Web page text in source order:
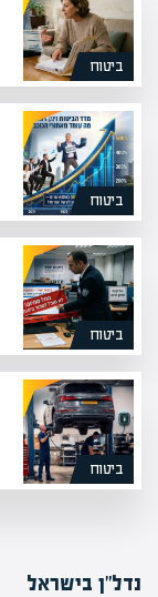
ביטוח
ביטוח
ביטוח
ביטוח
נדל”ן בישראל